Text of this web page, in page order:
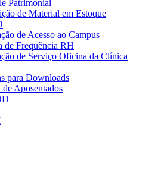
Patrimonial
de Material em Estoque
de Acesso ao Campus
de Frequência RH
de Serviço Oficina da Clínica
para Downloads
de Aposentados